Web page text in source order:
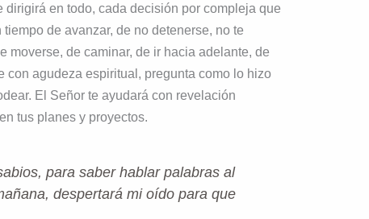
en todo, cada decisión por compleja que
de avanzar, de no detenerse, no te
moverse, de caminar, de ir hacia adelante, de
con agudeza espiritual, pregunta como lo hizo
El Señor te ayudará con revelación
tus planes y proyectos.
para saber hablar palabras al
despertará mi oído para que